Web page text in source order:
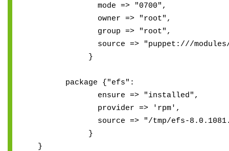
mode => "0700",
owner => "root",
group => "root",
source => "puppet:///modules/efs/
}
package {"efs":
ensure => "installed",
provider => 'rpm',
source => "/tmp/efs-
}
}